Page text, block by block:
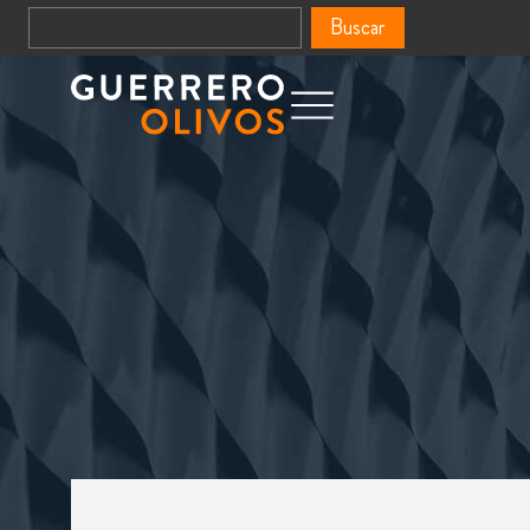
Buscar